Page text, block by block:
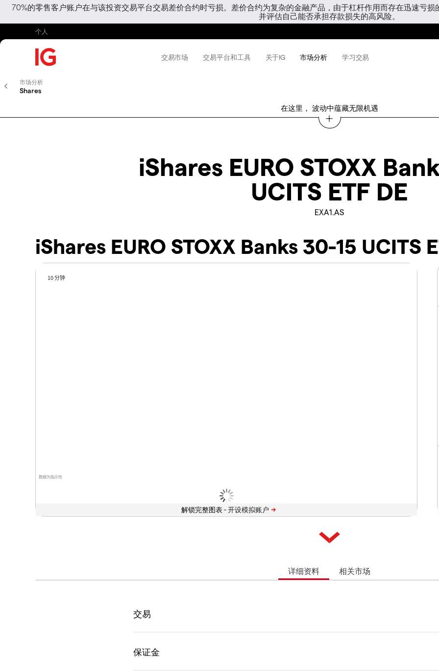
70%的零售客户账户在与该投资交易平台交易差价合约时亏损。差价合约为复杂的金融产品，由于杠杆作用而存在迅速亏
并评估自己能否承担存款损失的高风险。
个人
交易市场 交易平台和工具 关于IG 市场分析 学习交易
市场分析
Shares
在这里， 波动中蕴藏无限机遇
iShares EURO STOXX
UCITS ETF DE
EXA1.AS
iShares EURO STOXX Banks 30-15 UCITS
数据为指示性
10 分钟
解锁完整图表 -
详细资料 相关市场